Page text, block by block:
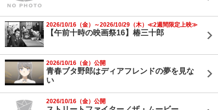
2026/10/16（金）～2026/10/29（木）≪2週間限定上映≫
【午前十時の映画祭16】椿三十郎
2026/10/16（金）公開
青春ブタ野郎はディアフレンドの夢を見な
い
2026/10/16（金）公開